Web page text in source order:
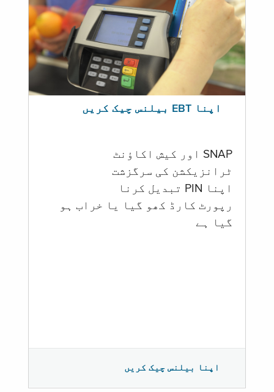
اپنا EBT بیلنس چیک کریں
SNAP اور کیش اکاؤنٹ
ٹرانزیکشن کی سرگزشت
اپنا PIN تبدیل کرنا
رپورٹ کارڈ کھو گیا یا خراب ہو
گيا ہے
اپنا بیلنس چیک کریں